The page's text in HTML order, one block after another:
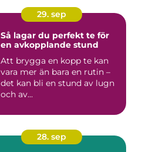
29. sep
Så lagar du perfekt te för
en avkopplande stund
Att brygga en kopp te kan
vara mer än bara en rutin –
det kan bli en stund av lugn
och av...
28. sep